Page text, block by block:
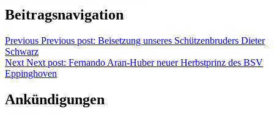
Beitragsnavigation
Previous Previous post: Beisetzung unseres Schützenbruders Dieter
Schwarz
Next Next post: Fernando Aran-Huber neuer Herbstprinz des BSV
Eppinghoven
Ankündigungen